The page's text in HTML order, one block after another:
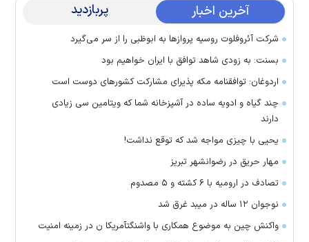
آخرین اخبار پربازدید
شرکت آئروفلوت روسیه پرواز‌ها به ابوظبی را از سر می‌گیرد
بسنت: به زودی شاهد توافق با ایران خواهیم بود
اردوغان: توافقنامه مکه پذیرای مشارکت کشور‌های دوست است
چند گیاه و ادویه ساده در آشپزخانه شما که ویتامین سی زیادی
دارند
یحیی با چیزی مواجه شد که توقع نداشت!
مهار حریق در رضوانشهر تبریز
تصادف در ارومیه با ۶ کشته و ۵ مصدوم
نوجوان ۱۲ ساله در میبد غرق شد
واکنش چین به موضوع همکاری با واشنگتآمریکا ن در زمینه امنیت